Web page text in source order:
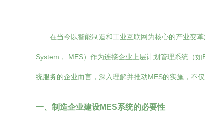
在当今以智能制造和工业互联网为核心的产业变
System， MES）作为连接企业上层计划管理系统（
统服务的企业而言，深入理解并推动MES的实施，不
一、制造企业建设MES系统的必要性